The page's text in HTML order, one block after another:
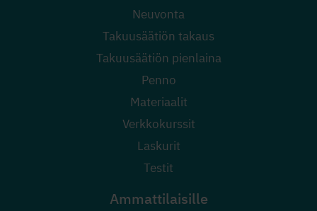
Neuvonta
Takuusäätiön takaus
Takuusäätiön pienlaina
Penno
Materiaalit
Verkkokurssit
Laskurit
Testit
Ammattilaisille